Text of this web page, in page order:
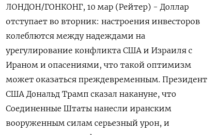
ЛОНДОН/ГОНКОНГ, 10 мар (Рейтер) - Доллар
отступает во вторник: настроения инвесторов
колеблются между надеждами на
урегулирование конфликта США и Израиля с
Ираном и опасениями, что такой оптимизм
может оказаться преждевременным. Президент
США ‌Дональд Трамп сказал накануне, что
Соединенные Штаты нанесли иранским
вооруженным силам серьезный урон, и